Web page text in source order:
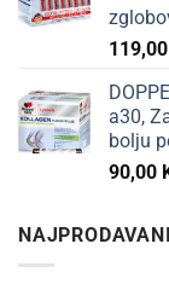
119,00
a30,
bolju
90,00